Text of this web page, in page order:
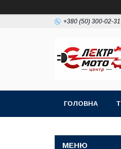
+380 (50) 300-02-31
ГОЛОВНА